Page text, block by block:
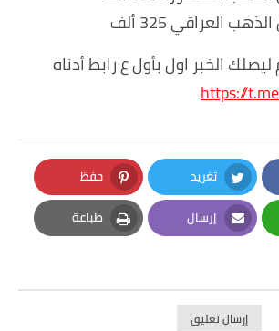
العراقي 325 ألف
ليصلك الخبر اول بأول ع رابط أدناه
https://
تغريد
Twitter
حفظ
Pinterest
إرسال
Email
طباعة
Print
إرسال تعليق